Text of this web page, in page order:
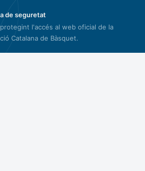
de seguretat
l'accés al web oficial de la
Catalana de Bàsquet.